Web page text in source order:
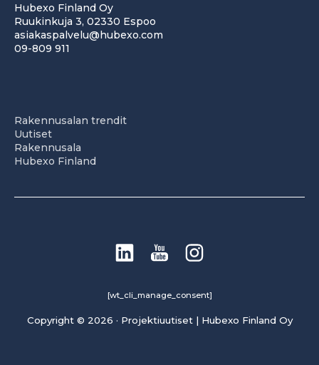
Hubexo Finland Oy
Ruukinkuja 3, 02330 Espoo
asiakaspalvelu@hubexo.com
09-809 911
Rakennusalan trendit
Uutiset
Rakennusala
Hubexo Finland
[wt_cli_manage_consent]
Copyright © 2026 · Projektiuutiset | Hubexo Finland Oy